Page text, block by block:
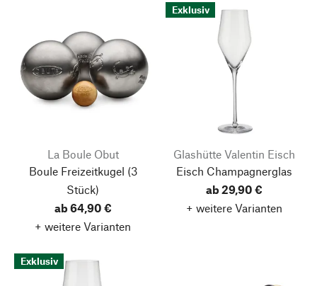
La Boule Obut
Boule Freizeitkugel (3
Stück)
ab 64,90 €
+ weitere Varianten
Exklusiv
Glashütte Valentin Eisch
Eisch Champagnerglas
ab 29,90 €
+ weitere Varianten
Exklusiv